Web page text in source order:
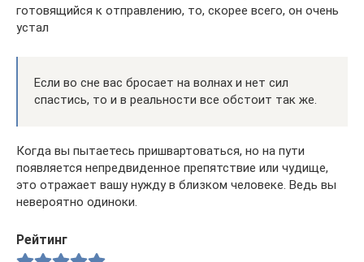
готовящийся к отправлению, то, скорее всего, он очень
устал
Если во сне вас бросает на волнах и нет сил
спастись, то и в реальности все обстоит так же.
Когда вы пытаетесь пришвартоваться, но на пути
появляется непредвиденное препятствие или чудище,
это отражает вашу нужду в близком человеке. Ведь вы
невероятно одиноки.
Рейтинг